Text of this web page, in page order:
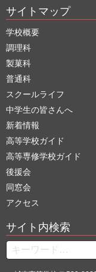
サイトマップ
学校概要
調理科
製菓科
普通科
スクールライフ
中学生の皆さんへ
新着情報
高等学校ガイド
高等専修学校ガイド
後援会
同窓会
アクセス
サイト内検索
Search